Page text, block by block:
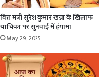
वित्त मंत्री सुरेश कुमार खन्ना के खिलाफ
याचिका पर सुनवाई में हंगामा
May 29, 2025